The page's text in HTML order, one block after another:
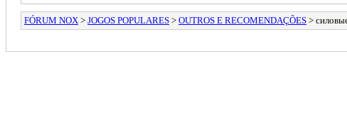
FÓRUM NOX > JOGOS POPULARES > OUTROS E RECOMENDAÇÕES >